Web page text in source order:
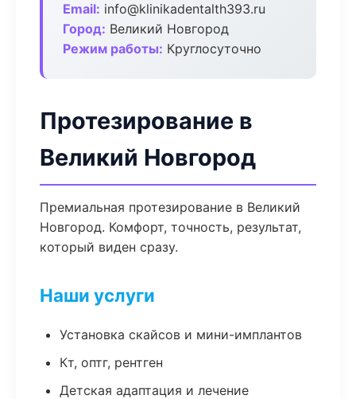
Email: info@klinikadentalth393.ru
Город: Великий Новгород
Режим работы: Круглосуточно
Протезирование в
Великий Новгород
Премиальная протезирование в Великий
Новгород. Комфорт, точность, результат,
который виден сразу.
Наши услуги
Установка скайсов и мини-имплантов
Кт, оптг, рентген
Детская адаптация и лечение